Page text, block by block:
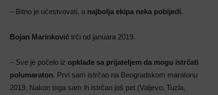
– Bitno je učestvovati, a najbolja ekipa neka pobijedi.
Bojan Marinković trči od januara 2019.
– Sve je počelo iz opklade sa prijateljem da mogu istrčati
polumaraton. Prvi sam istrčao na Beogradskom maratonu
2019. Nakon toga sam ih istrčao još pet (Valjevo, Tuzla,